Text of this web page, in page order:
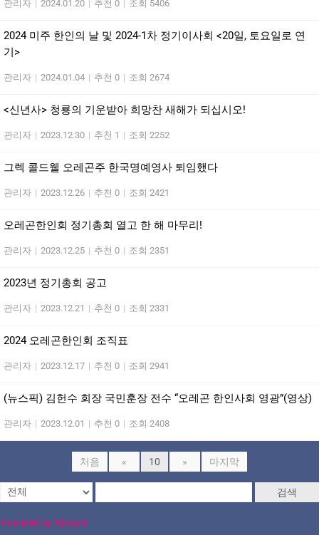
관리자 | 2024.01.20 | 추천 0 | 조회 5406
2024 미주 한인의 날 및 2024-1차 정기이사회 <20일, 토요일로 연
기>
관리자 | 2024.01.04 | 추천 0 | 조회 2674
<신년사> 청룡의 기운받아 희망찬 새해가 되십시오!
관리자 | 2023.12.30 | 추천 1 | 조회 2252
그렉 콜드웰 오레곤주 한국명예영사 퇴임했다
관리자 | 2023.12.26 | 추천 0 | 조회 2421
오레곤한인회 정기총회 열고 한 해 마무리!
관리자 | 2023.12.25 | 추천 0 | 조회 2351
2023년 정기총회 공고
관리자 | 2023.12.21 | 추천 0 | 조회 2331
2024 오레곤한인회 조직표
관리자 | 2023.12.17 | 추천 0 | 조회 2941
(뉴스픽) 김헌수 회장 국민훈장 전수 “오레곤 한인사회 영광”(영상)
관리자 | 2023.12.01 | 추천 0 | 조회 2408
처음 « 10 » 마지막
검색
Powered by KBoard